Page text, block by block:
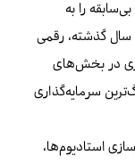
را به
سال گذشته، رقمی
در بخش‌های
سرمایه‌گذاری
استادیوم‌ها،